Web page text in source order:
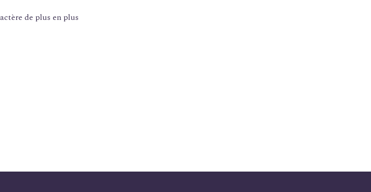
de plus en plus